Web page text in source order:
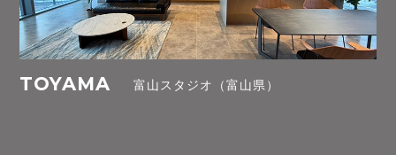
TOYAMA 富山スタジオ（富山県）